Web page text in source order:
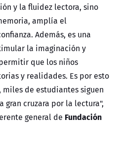
y la fluidez lectora, sino
amplía el
Además, es una
la imaginación y
que los niños
y realidades. Es por esto
de estudiantes siguen
gran cruzara por la lectura",
general de Fundación